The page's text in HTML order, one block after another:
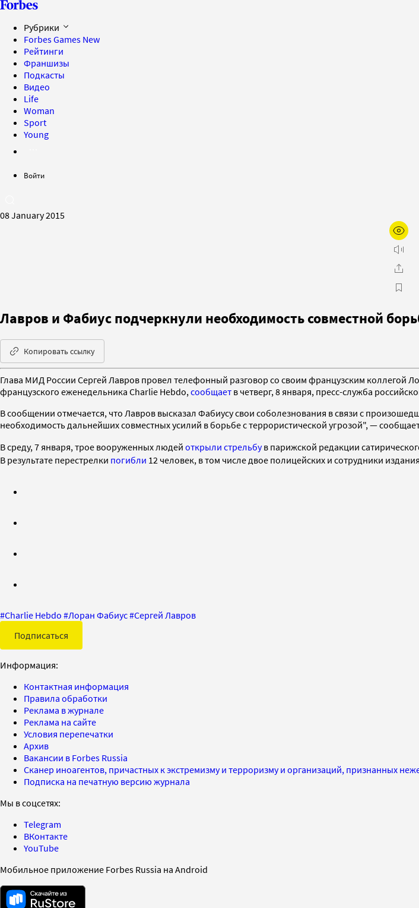
Рубрики
Forbes Games New
Рейтинги
Франшизы
Подкасты
Видео
Life
Woman
Sport
Young
Войти
08 January 2015
Лавров и Фабиус подчеркнули необходимость совместной
Копировать ссылку
Глава МИД России Сергей Лавров провел телефонный разговор со своим французским коллегой
французского еженедельника Charlie Hebdo, сообщает в четверг, 8 января, пресс-служба
В сообщении отмечается, что Лавров высказал Фабиусу свои соболезнования в связи с
необходимость дальнейших совместных усилий в борьбе с террористической угрозой", —
В среду, 7 января, трое вооруженных людей открыли стрельбув парижской редакции
В результате перестрелки погибли 12 человек, в том числе двое полицейских и сотрудники
#Charlie Hebdo #Лоран Фабиус#Сергей Лавров
Подписаться
Информация:
Контактная информация
Правила обработки
Реклама в журнале
Реклама на сайте
Условия перепечатки
Архив
Вакансии в Forbes Russia
Сканер иноагентов, причастных к экстремизму и терроризму и организаций, признанных
Подписка на печатную версию журнала
Мы в соцсетях:
Telegram
ВКонтакте
YouTube
Мобильное приложение Forbes Russia на Android